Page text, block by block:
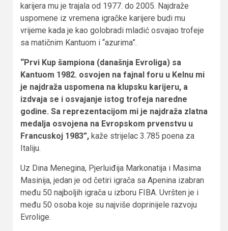
karijera mu je trajala od 1977. do 2005. Najdraže
uspomene iz vremena igračke karijere budi mu
vrijeme kada je kao golobradi mladić osvajao trofeje
sa matičnim Kantuom i “azurima”.
“Prvi Kup šampiona (današnja Evroliga) sa
Kantuom 1982. osvojen na fajnal foru u Kelnu mi
je najdraža uspomena na klupsku karijeru, a
izdvaja se i osvajanje istog trofeja naredne
godine. Sa reprezentacijom mi je najdraža zlatna
medalja osvojena na Evropskom prvenstvu u
Francuskoj 1983”, kaže strijelac 3.785 poena za
Italiju.
Uz Dina Menegina, Pjerluiđija Markonatija i Masima
Masinija, jedan je od četiri igrača sa Apenina izabran
među 50 najboljih igrača u izboru FIBA. Uvršten je i
među 50 osoba koje su najviše doprinijele razvoju
Evrolige.